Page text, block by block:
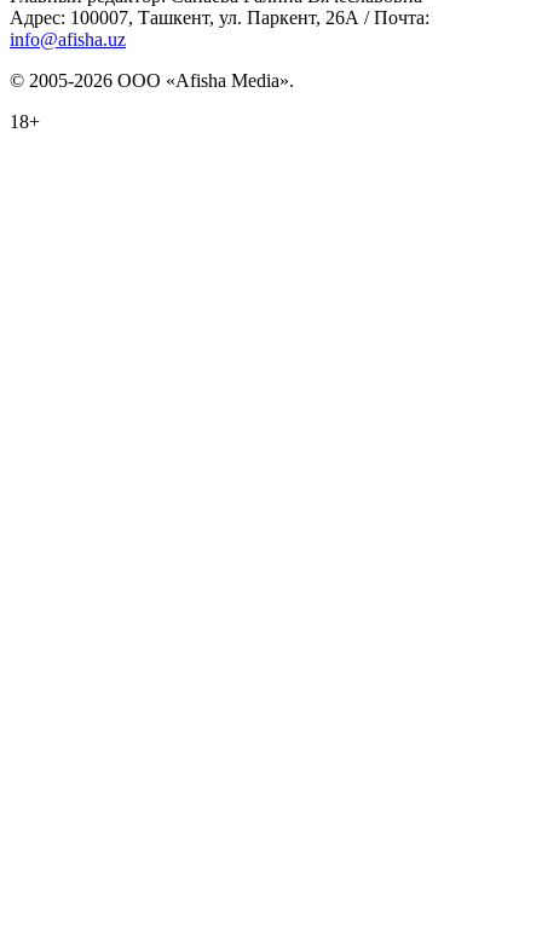
Адрес: 100007, Ташкент, ул. Паркент, 26А / Почта:
info@afisha.uz
© 2005-2026 ООО «Afisha Media».
18+